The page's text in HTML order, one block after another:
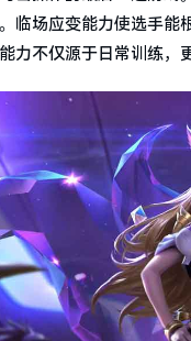
临场应变能力使选手
力不仅源于日常训练，